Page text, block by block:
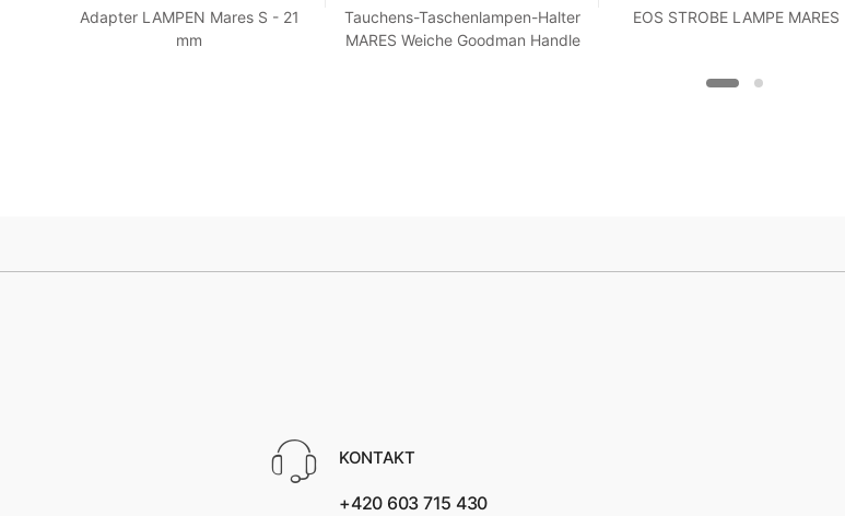
Adapter LAMPEN Mares S - 21
mm
Tauchens-Taschenlampen-Halter
MARES Weiche Goodman Handle
EOS STROBE LAMPE MARES
KONTAKT
+420 603 715 430